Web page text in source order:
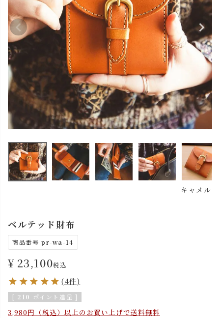
キャメル
ベルテッド財布
商品番号 pr-wa-14
¥ 23,100税込
(4件)
[ 210 ポイント進呈 ]
3,980円（税込）以上のお買い上げで送料無料